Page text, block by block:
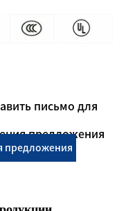
письмо для
предложения
предложения